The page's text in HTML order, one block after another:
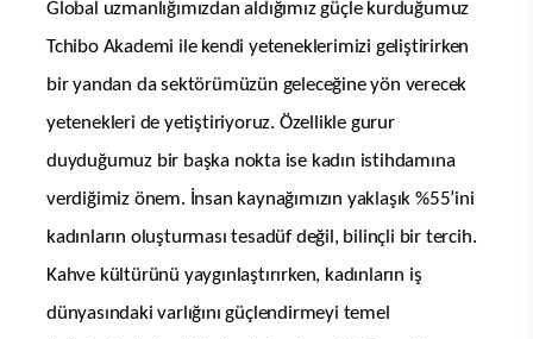
Global uzmanlığımızdan aldığımız güçle kurduğumuz
Tchibo Akademi ile kendi yeteneklerimizi geliştirirken
bir yandan da sektörümüzün geleceğine yön verecek
yetenekleri de yetiştiriyoruz. Özellikle gurur
duyduğumuz bir başka nokta ise kadın istihdamına
verdiğimiz önem. İnsan kaynağımızın yaklaşık %55’ini
kadınların oluşturması tesadüf değil, bilinçli bir tercih.
Kahve kültürünü yaygınlaştırırken, kadınların iş
dünyasındaki varlığını güçlendirmeyi temel